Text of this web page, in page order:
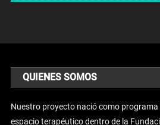
QUIENES SOMOS
Nuestro proyecto nació como
espacio terapéutico dentro de la